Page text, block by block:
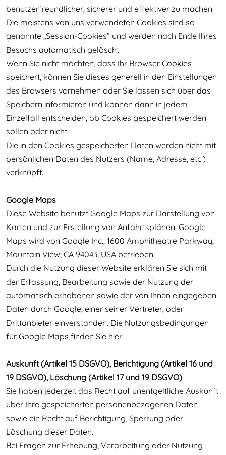
benutzerfreundlicher, sicherer und effektiver zu machen.
Die meistens von uns verwendeten Cookies sind so
genannte „Session-Cookies“ und werden nach Ende Ihres
Besuchs automatisch gelöscht.
Wenn Sie nicht möchten, dass Ihr Browser Cookies
speichert, können Sie dieses generell in den Einstellungen
des Browsers vornehmen oder Sie lassen sich über das
Speichern informieren und können dann in jedem
Einzelfall entscheiden, ob Cookies gespeichert werden
sollen oder nicht.
Die in den Cookies gespeicherten Daten werden nicht mit
persönlichen Daten des Nutzers (Name, Adresse, etc.)
verknüpft.
Google Maps
Diese Website benutzt Google Maps zur Darstellung von
Karten und zur Erstellung von Anfahrtsplänen. Google
Maps wird von Google Inc., 1600 Amphitheatre Parkway,
Mountain View, CA 94043, USA betrieben.
Durch die Nutzung dieser Website erklären Sie sich mit
der Erfassung, Bearbeitung sowie der Nutzung der
automatisch erhobenen sowie der von Ihnen eingegeben
Daten durch Google, einer seiner Vertreter, oder
Drittanbieter einverstanden. Die Nutzungsbedingungen
für Google Maps finden Sie hier.
Auskunft (Artikel 15 DSGVO), Berichtigung (Artikel 16 und
19 DSGVO), Löschung (Artikel 17 und 19 DSGVO)
Sie haben jederzeit das Recht auf unentgeltliche Auskunft
über Ihre gespeicherten personenbezogenen Daten
sowie ein Recht auf Berichtigung, Sperrung oder
Löschung dieser Daten.
Bei Fragen zur Erhebung, Verarbeitung oder Nutzung